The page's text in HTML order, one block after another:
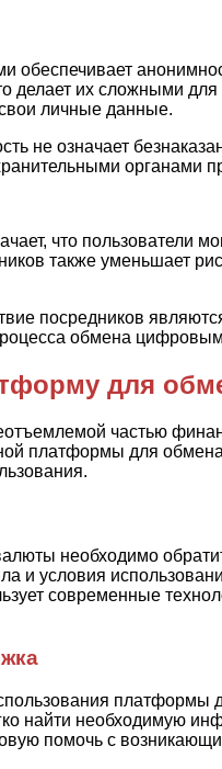
делает их сложными
личные данные.
не означает
органами
что пользователи
также уменьшает
посредников
обмена
для
частью
платформы для
необходимо
и условия
современные
найти необходимую
помочь с